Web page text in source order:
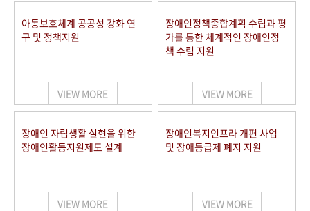
아동보호체계 공공성 강화 연
구 및 정책지원
VIEW MORE
장애인정책종합계획 수립과 평
가를 통한 체계적인 장애인정
책 수립 지원
VIEW MORE
장애인 자립생활 실현을 위한
장애인활동지원제도 설계
VIEW MORE
장애인복지인프라 개편 사업
및 장애등급제 폐지 지원
VIEW MORE